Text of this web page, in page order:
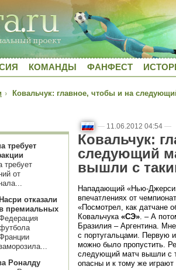
КОМАНДЫ ФАНФЕСТ
› Ковальчук: главное, чтобы и на
требует
требует
от
Насри отказали
в премиальных
Роналду
— 11.06.2012 04:54 —
Ковальчук:
следующий
вышли с
Нападающий «Нью-
впечатлениях от
«Посмотрел, как датчане
Ковальчука «СЭ» . – А
Бразилия – Аргентина.
с португальцами. Первую
можно было пропустить.
следующий матч вышли с
опасны и к тому же